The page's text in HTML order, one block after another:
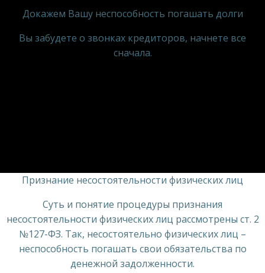
Докажем Вашу неспособность погашать долги
Вы забудете о звонках кредиторов, начнете все
сначала.
Признание несостоятельности физических лиц
Суть и понятие процедуры признания
несостоятельности физических лиц рассмотрены ст. 2
№127-ФЗ. Так, несостоятельно физических лиц –
неспособность погашать свои обязательства по
денежной задолженности.